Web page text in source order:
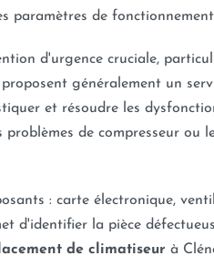
paramètres de
d'urgence cruciale,
généralement un
et résoudre les
de compresseur ou
: carte électronique,
d'identifier la pièce
de climatiseur à